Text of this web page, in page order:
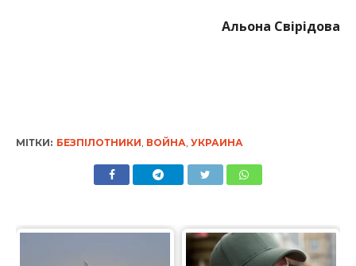
Альона Свірідова
МІТКИ: БЕЗПІЛОТНИКИ, ВОЙНА, УКРАИНА